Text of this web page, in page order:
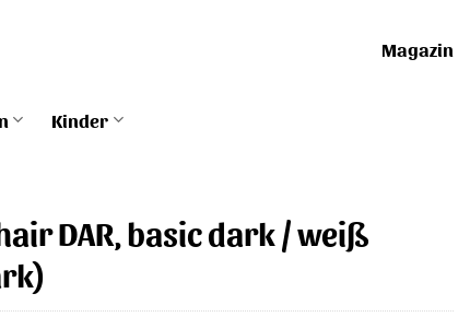
Magazin
Kinder
DAR, basic dark / weiß